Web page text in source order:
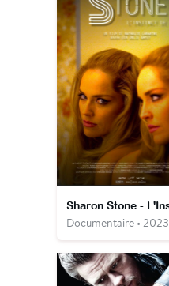
Documentaire • 2023